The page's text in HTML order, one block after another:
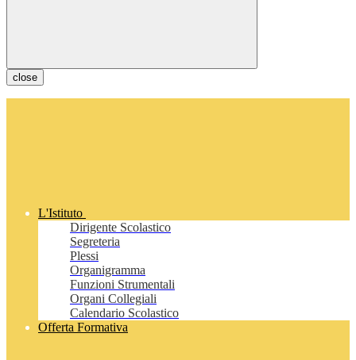
close
L'Istituto
Dirigente Scolastico
Segreteria
Plessi
Organigramma
Funzioni Strumentali
Organi Collegiali
Calendario Scolastico
Offerta Formativa